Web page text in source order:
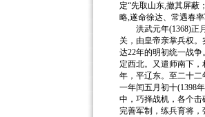
定“先取山东,撤其屏
略,遂命徐达、常遇春率
洪武元年(1368)正月
关，由皇帝亲掌兵权
达22年的明初统一战
定西北。又遣师南下
年，平辽东。至二十
一年闰五月初十(1398
中，巧择战机，各个
完善军制，练兵育将